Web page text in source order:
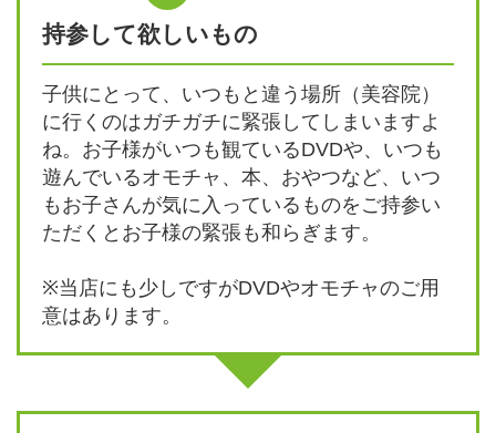
持参して欲しいもの
子供にとって、いつもと違う場所（美容院）
に行くのはガチガチに緊張してしまいますよ
ね。お子様がいつも観ているDVDや、いつも
遊んでいるオモチャ、本、おやつなど、いつ
もお子さんが気に入っているものをご持参い
ただくとお子様の緊張も和らぎます。
※当店にも少しですがDVDやオモチャのご用
意はあります。